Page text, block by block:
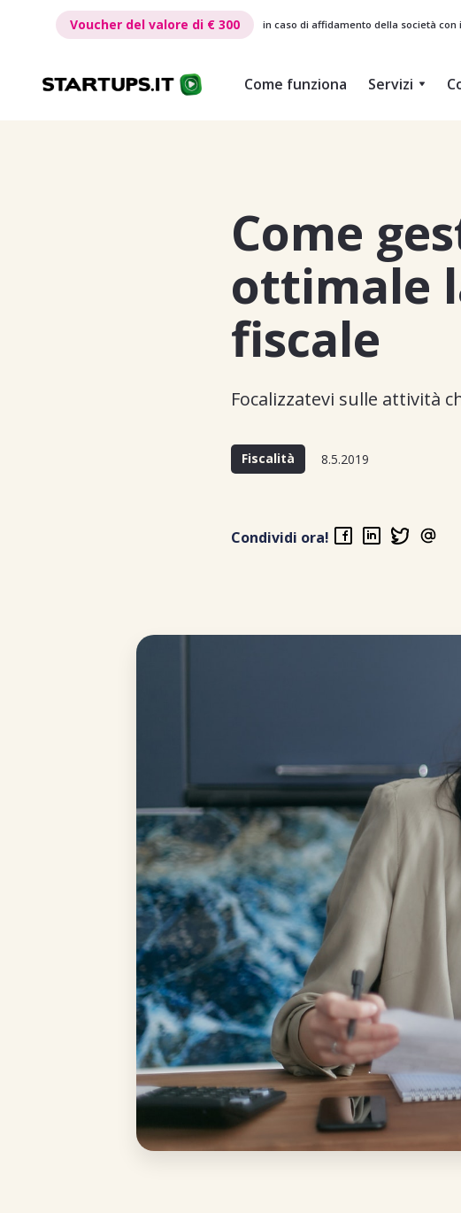
€ 300
Voucher del valore di € 300 in caso di affidamento della società con
Come funziona Servizi
Come
ottimale
fiscale
Focalizzatevi sulle attività
Fiscalità 8.5.2019
Condividi ora!